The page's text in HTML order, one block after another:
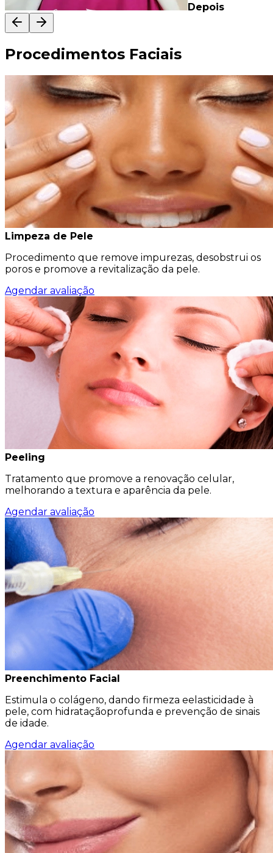
Depois
Procedimentos Faciais
Limpeza de Pele
Procedimento que remove impurezas, desobstrui os
poros e promove a revitalização da pele.
Agendar avaliação
Peeling
Tratamento que promove a renovação celular,
melhorando a textura e aparência da pele.
Agendar avaliação
Preenchimento Facial
Estimula o colágeno, dando firmeza eelasticidade à
pele, com hidrataçãoprofunda e prevenção de sinais
de idade.
Agendar avaliação